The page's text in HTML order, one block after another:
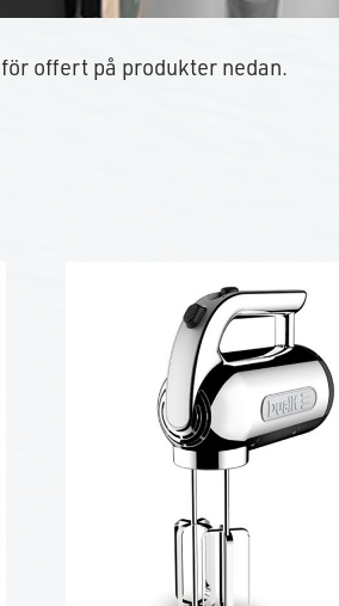
för offert på produkter nedan.